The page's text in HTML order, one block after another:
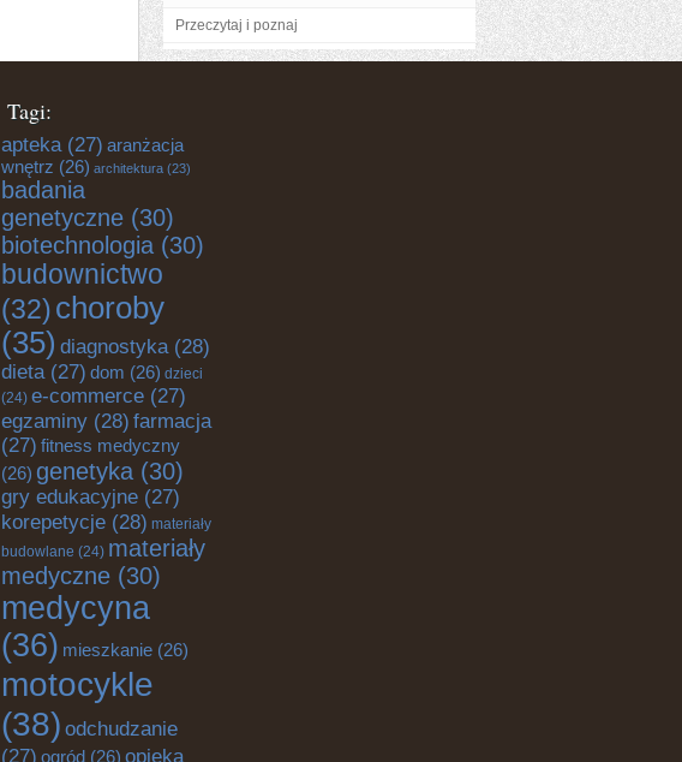
Przeczytaj i poznaj
Tagi:
apteka(27) aranżacja
wnętrz (26) architektura (23)
badania
genetyczne (30)
biotechnologia (30)
budownictwo
(32) choroby
(35) diagnostyka(28)
dieta(27) dom (26) dzieci
(24) e-commerce (27)
egzaminy (28) farmacja
(27) fitness medyczny
(26) genetyka (30)
gry edukacyjne (27)
korepetycje (28) materiały
budowlane (24) materiały
medyczne (30)
medycyna
(36) mieszkanie (26)
motocykle
(38) odchudzanie
(27) ogród (26) opieka